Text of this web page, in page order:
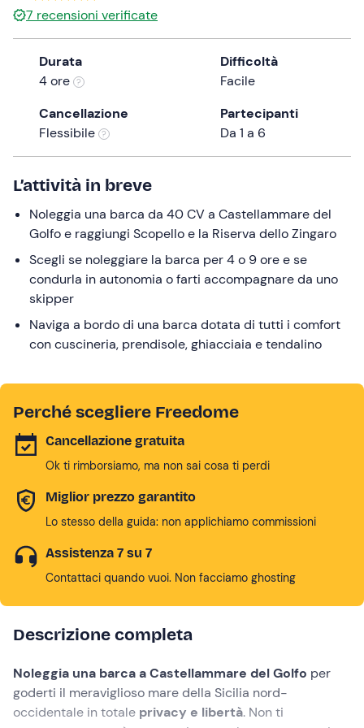
a
question
mark
the
shortcuts
changing
dates.
7 recensioni verificate
Durata
4 ore
Difficoltà
Facile
Cancellazione
Flessibile
Partecipanti
Da 1 a 6
L’attività in breve
Noleggia una barca da 40 CV a Castellammare del
Golfo e raggiungi Scopello e la Riserva dello Zingaro
Scegli se noleggiare la barca per 4 o 9 ore e se
condurla in autonomia o farti accompagnare da uno
skipper
Naviga a bordo di una barca dotata di tutti i comfort
con cuscineria, prendisole, ghiacciaia e tendalino
Perché scegliere Freedome
Cancellazione gratuita
Ok ti rimborsiamo, ma non sai cosa ti perdi
Miglior prezzo garantito
Lo stesso della guida: non applichiamo commissioni
Assistenza 7 su 7
Contattaci quando vuoi. Non facciamo ghosting
Descrizione completa
Noleggia una barca a Castellammare del Golfo per
goderti il meraviglioso mare della Sicilia nord-
occidentale in totale privacy e libertà. Non ti